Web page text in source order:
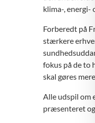
klima-, energi-
Forberedt på
stærkere
fokus på de to
skal gøres
Alle udspil om
præsenteret